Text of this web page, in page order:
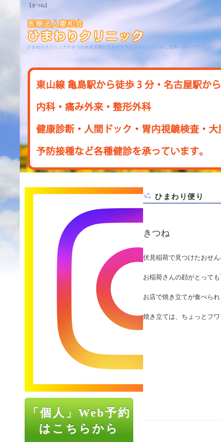
【きつね】
ひまわりクリニックのきつね＠名古屋ひまわりクリニックについてのご説明ページです
「個人」Web予約
はこちらから
ひまわり便り
きつね
伏見稲荷で見つけたおせ
お稲荷さんの顔がとって
お店で焼き立てが食べら
焼き立ては、ちょっとフ